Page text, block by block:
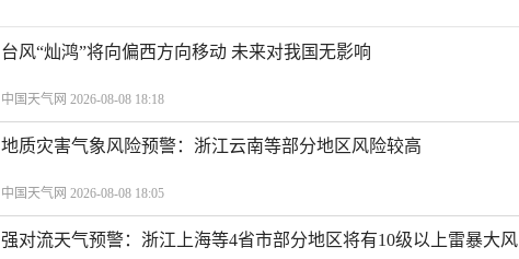
台风“灿鸿”将向偏西方向移动 未来对我国无影响
中国天气网 2026-08-08 18:18
地质灾害气象风险预警：浙江云南等部分地区风险较高
中国天气网 2026-08-08 18:05
强对流天气预警：浙江上海等4省市部分地区将有10级以上雷暴大风